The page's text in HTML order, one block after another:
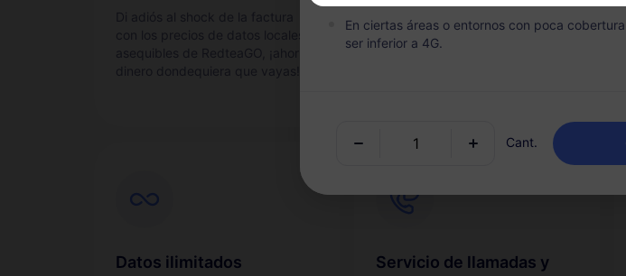
Activa tu eSIM de manera rápida
y sencilla desde tu teléfono.
Datos ilimitados
Servicio de llamadas y
En ciertas áreas o entornos con poca
ser inferior a 4G.
Cant.